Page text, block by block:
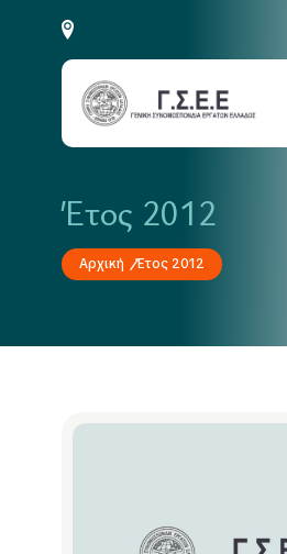
Έτος 2012
Αρχική Έτος 2012